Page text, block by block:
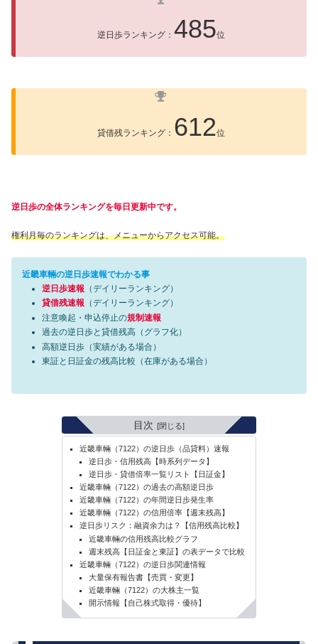
逆日歩ランキング： 485位
貸借残ランキング： 612位
逆日歩の全体ランキングを毎日更新中です。
権利月毎のランキングは、メニューからアクセス可能。
近畿車輛の逆日歩速報でわかる事
逆日歩速報 （デイリーランキング）
貸借残速報 （デイリーランキング）
注意喚起・申込停止の規制速報
過去の逆日歩と貸借残高（グラフ化）
高額逆日歩（実績がある場合）
東証と日証金の残高比較（在庫がある場合）
目次
近畿車輛（7122）の逆日歩（品貸料）速報
逆日歩・信用残高【時系列データ】
逆日歩・貸借倍率一覧リスト【日証金】
近畿車輛（7122）の過去の高額逆日歩
近畿車輛（7122）の年間逆日歩発生率
近畿車輛（7122）の信用倍率【週末残高】
逆日歩リスク：融資余力は？【信用残高比較】
近畿車輛の信用残高比較グラフ
週末残高【日証金と東証】の表データで比較
近畿車輛（7122）の逆日歩関連情報
大量保有報告書【売買・変更】
近畿車輛（7122）の大株主一覧
開示情報【自己株式取得・優待】